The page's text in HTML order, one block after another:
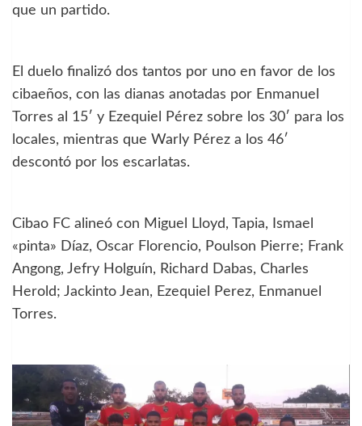
que un partido.
El duelo finalizó dos tantos por uno en favor de los
cibaeños, con las dianas anotadas por Enmanuel
Torres al 15′ y Ezequiel Pérez sobre los 30′ para los
locales, mientras que Warly Pérez a los 46′
descontó por los escarlatas.
Cibao FC alineó con Miguel Lloyd, Tapia, Ismael
«pinta» Díaz, Oscar Florencio, Poulson Pierre; Frank
Angong, Jefry Holguín, Richard Dabas, Charles
Herold; Jackinto Jean, Ezequiel Perez, Enmanuel
Torres.